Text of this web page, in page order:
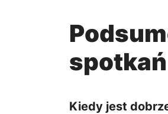
Kiedy jest